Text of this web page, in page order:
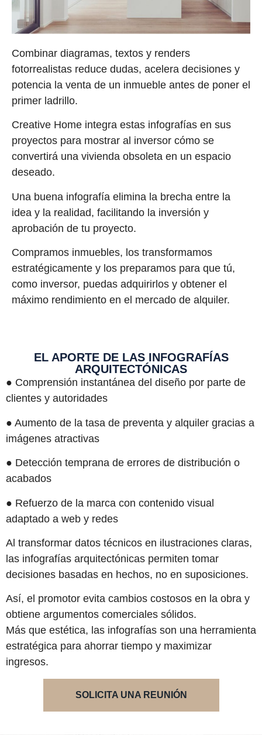
Combinar diagramas, textos y renders
fotorrealistas reduce dudas, acelera decisiones y
potencia la venta de un inmueble antes de poner el
primer ladrillo.
Creative Home integra estas infografías en sus
proyectos para mostrar al inversor cómo se
convertirá una vivienda obsoleta en un espacio
deseado.
Una buena infografía elimina la brecha entre la
idea y la realidad, facilitando la inversión y
aprobación de tu proyecto.
Compramos inmuebles, los transformamos
estratégicamente y los preparamos para que tú,
como inversor, puedas adquirirlos y obtener el
máximo rendimiento en el mercado de alquiler.
EL APORTE DE LAS INFOGRAFÍAS
ARQUITECTÓNICAS
● Comprensión instantánea del diseño por parte de
clientes y autoridades
● Aumento de la tasa de preventa y alquiler gracias a
imágenes atractivas
● Detección temprana de errores de distribución o
acabados
● Refuerzo de la marca con contenido visual
adaptado a web y redes
Al transformar datos técnicos en ilustraciones claras,
las infografías arquitectónicas permiten tomar
decisiones basadas en hechos, no en suposiciones.
Así, el promotor evita cambios costosos en la obra y
obtiene argumentos comerciales sólidos.
Más que estética, las infografías son una herramienta
estratégica para ahorrar tiempo y maximizar
ingresos.
SOLICITA UNA REUNIÓN